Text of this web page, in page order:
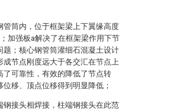
筒内，位于框架梁上下翼缘高度
加强板a解决了在框架梁作用下节
题；核心钢管筒灌细石混凝土设计
成节点刚度远大于各交汇在节点上
了可靠性，有效的降低了节点转
移、顶点位移得到明显降低；
接头相焊接，柱端钢接头在此范